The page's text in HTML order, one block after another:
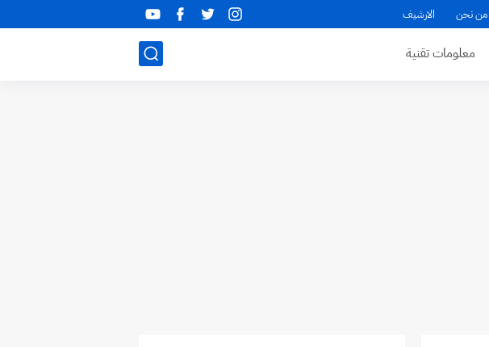
من نحن الارشيف
معلومات تقنية